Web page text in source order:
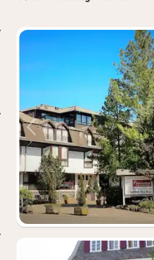
Föregående bild